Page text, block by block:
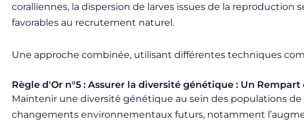
coralliennes, la dispersion de larves issues de la reproduction
favorables au recrutement naturel.
Une approche combinée, utilisant différentes techniques
Règle d'Or n°5 : Assurer la diversité génétique : Un
Maintenir une diversité génétique au sein des populations
changements environnementaux futurs, notamment